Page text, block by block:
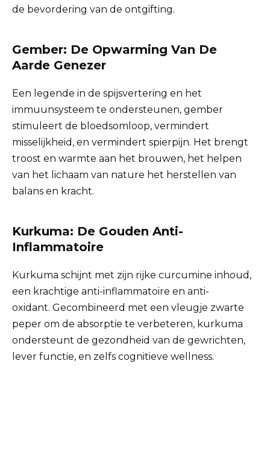
de bevordering van de ontgifting.
Gember: De Opwarming Van De
Aarde Genezer
Een legende in de spijsvertering en het
immuunsysteem te ondersteunen, gember
stimuleert de bloedsomloop, vermindert
misselijkheid, en vermindert spierpijn. Het brengt
troost en warmte aan het brouwen, het helpen
van het lichaam van nature het herstellen van
balans en kracht.
Kurkuma: De Gouden Anti-
Inflammatoire
Kurkuma schijnt met zijn rijke curcumine inhoud,
een krachtige anti-inflammatoire en anti-
oxidant. Gecombineerd met een vleugje zwarte
peper om de absorptie te verbeteren, kurkuma
ondersteunt de gezondheid van de gewrichten,
lever functie, en zelfs cognitieve wellness.